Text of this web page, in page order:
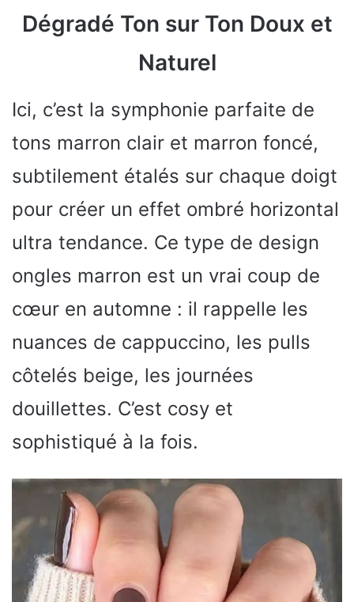
Dégradé Ton sur Ton Doux et
Naturel
Ici, c’est la symphonie parfaite de
tons marron clair et marron foncé,
subtilement étalés sur chaque doigt
pour créer un effet ombré horizontal
ultra tendance. Ce type de design
ongles marron est un vrai coup de
cœur en automne : il rappelle les
nuances de cappuccino, les pulls
côtelés beige, les journées
douillettes. C’est cosy et
sophistiqué à la fois.